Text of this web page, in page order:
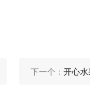
下一个： 开心